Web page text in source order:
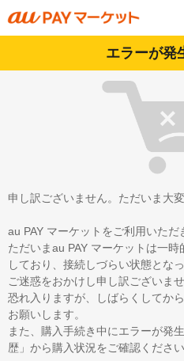
エラーが発
申し訳ございません。ただいま大
au PAY マーケットをご利用いただ
ただいまau PAY マーケットは一
しており、接続しづらい状態とな
ご迷惑をおかけし申し訳ございませ
恐れ入りますが、しばらくしてか
お願いします。
また、購入手続き中にエラーが発
歴」から購入状況をご確認ください